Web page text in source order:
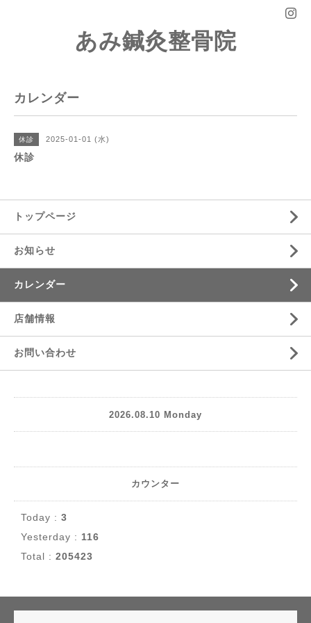
あみ鍼灸整骨院
カレンダー
休診 2025-01-01 (水)
休診
トップページ
お知らせ
カレンダー
店舗情報
お問い合わせ
2026.08.10 Monday
カウンター
Today : 3
Yesterday : 116
Total : 205423